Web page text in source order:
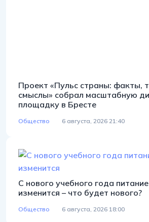
Проект «Пульс страны: факты,
смыслы» собрал масштабную
площадку в Бресте
Общество 6 августа, 2026 21:40
С нового учебного года
изменится – что будет нового?
Общество 6 августа, 2026 18:00